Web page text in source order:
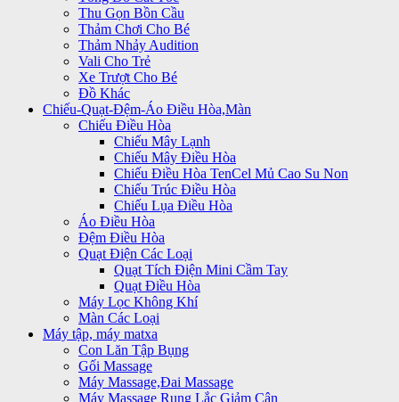
Thu Gọn Bồn Cầu
Thảm Chơi Cho Bé
Thảm Nhảy Audition
Vali Cho Trẻ
Xe Trượt Cho Bé
Đồ Khác
Chiếu-Quạt-Đệm-Áo Điều Hòa,Màn
Chiếu Điều Hòa
Chiếu Mây Lạnh
Chiếu Mây Điều Hòa
Chiếu Điều Hòa TenCel Mủ Cao Su Non
Chiếu Trúc Điều Hòa
Chiếu Lụa Điều Hòa
Áo Điều Hòa
Đệm Điều Hòa
Quạt Điện Các Loại
Quạt Tích Điện Mini Cầm Tay
Quạt Điều Hòa
Máy Lọc Không Khí
Màn Các Loại
Máy tập, máy matxa
Con Lăn Tập Bụng
Gối Massage
Máy Massage,Đai Massage
Máy Massage Rung Lắc Giảm Cân